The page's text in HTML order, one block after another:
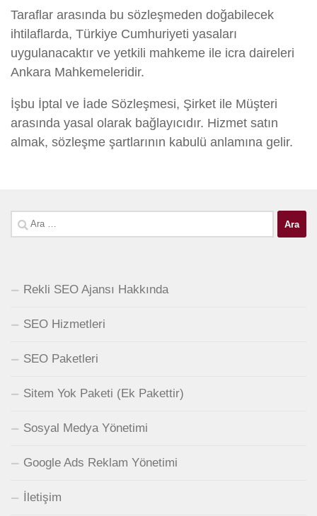
Taraflar arasında bu sözleşmeden doğabilecek
ihtilaflarda, Türkiye Cumhuriyeti yasaları
uygulanacaktır ve yetkili mahkeme ile icra daireleri
Ankara Mahkemeleridir.
İşbu İptal ve İade Sözleşmesi, Şirket ile Müşteri
arasında yasal olarak bağlayıcıdır. Hizmet satın
almak, sözleşme şartlarının kabulü anlamına gelir.
Arama:
Rekli SEO Ajansı Hakkında
SEO Hizmetleri
SEO Paketleri
Sitem Yok Paketi (Ek Pakettir)
Sosyal Medya Yönetimi
Google Ads Reklam Yönetimi
İletişim